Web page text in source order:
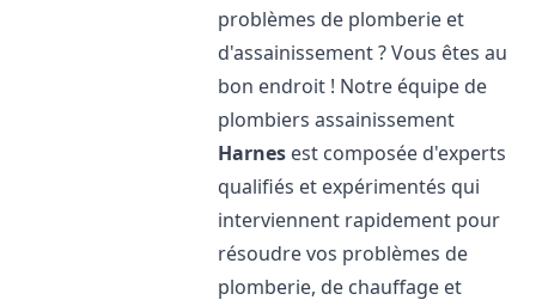
problèmes de plomberie et
d'assainissement ? Vous êtes au
bon endroit ! Notre équipe de
plombiers assainissement
Harnes est composée d'experts
qualifiés et expérimentés qui
interviennent rapidement pour
résoudre vos problèmes de
plomberie, de chauffage et